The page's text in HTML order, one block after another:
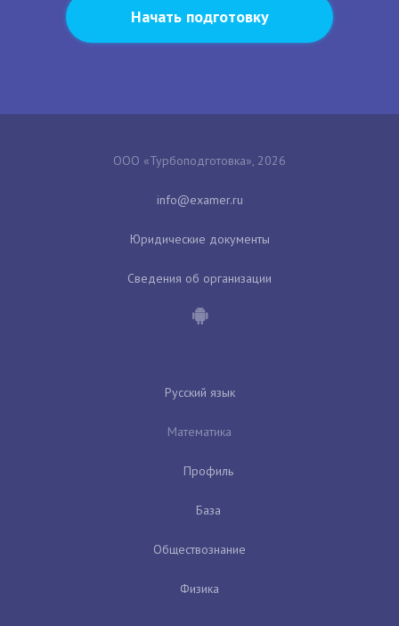
Начать подготовку
ООО «Турбоподготовка», 2026
Юридические документы
Сведения об организации
Русский язык
Математика
Профиль
База
Обществознание
Физика